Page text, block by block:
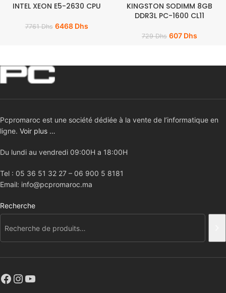
INTEL XEON E5-2630 CPU
7761Dhs 6468 Dhs
KINGSTON SODIMM 8GB
DDR3L PC-1600 CL11
729Dhs 607 Dhs
Pcpromaroc est une société dédiée à la vente de l’informatique en
ligne. Voir plus …
Du lundi au vendredi 09:00H a 18:00H
Tel : 05 36 51 32 27 – 06 900 5 8181
Email: info@pcpromaroc.ma
Recherche